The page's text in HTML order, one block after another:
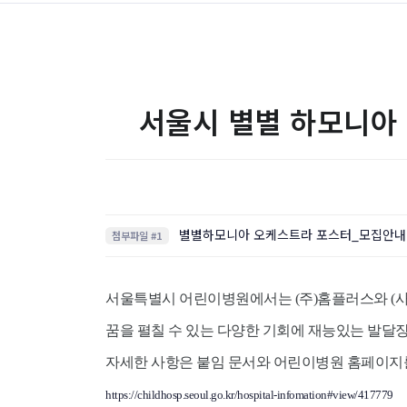
서울시 별별 하모니
첨부파일 #1 별별하모니아 오케스트라 포스터_모집
서울특별시 어린이병원에서는 (주)홈플러스와 (
꿈을 펼칠 수 있는 다양한 기회에 재능있는 발달
자세한 사항은 붙임 문서와 어린이병원 홈페이
https://childhosp.seoul.go.kr/hospital-infomation#view/417779